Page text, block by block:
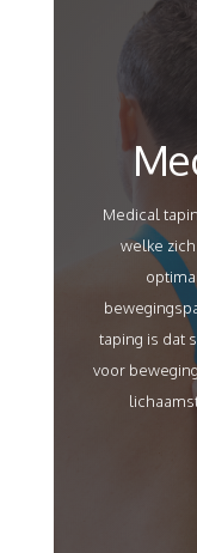
Medical
welke
taping is dat
voor